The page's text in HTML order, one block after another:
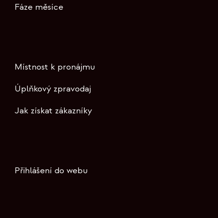
Fáze měsíce
Místnost k pronájmu
Úplňkový zpravodaj
Jak získat zákazníky
Přihlášení do webu